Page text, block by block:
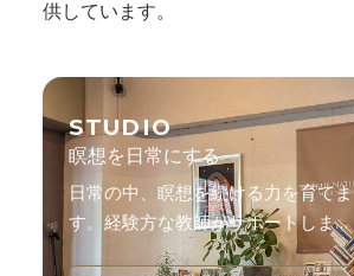
供しています。
STUDIO
瞑想を日常にする
日常の中、瞑想を続ける力を育てま
す。経験方な教師がサポートしま